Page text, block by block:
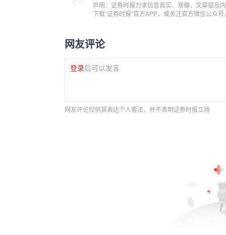
声明：证券时报力求信息真实、准确，文章提及
下载“证券时报”官方APP，或关注官方微信公众
网友评论
登录后可以发言
网友评论仅供其表达个人看法，并不表明证券时报立场